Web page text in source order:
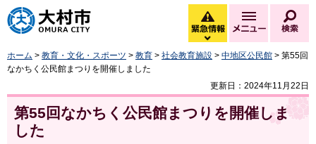
大村市
緊急情報
緊急情報を開く
メニュー
ホーム > 教育・文化・スポーツ > 教育 > 社会教育施設 > 中地区公民館 > 第55回
なかちく公民館まつりを開催しました
更新日：2024年11月22日
第55回なかちく公民館まつりを開催しま
した